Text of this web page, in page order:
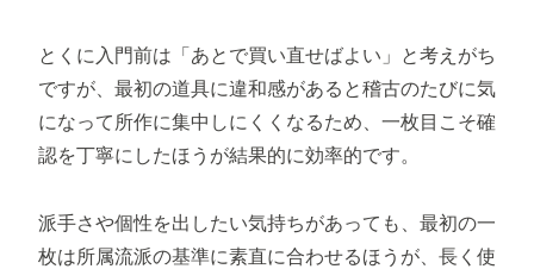
とくに入門前は「あとで買い直せばよい」と考えがち
ですが、最初の道具に違和感があると稽古のたびに気
になって所作に集中しにくくなるため、一枚目こそ確
認を丁寧にしたほうが結果的に効率的です。
派手さや個性を出したい気持ちがあっても、最初の一
枚は所属流派の基準に素直に合わせるほうが、長く使